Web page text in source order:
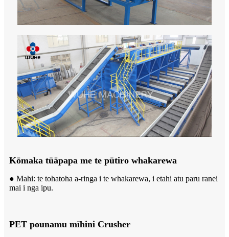
Kōmaka tūāpapa me te pūtiro whakarewa
● Mahi: te tohatoha a-ringa i te whakarewa, i etahi atu paru ranei
mai i nga ipu.
PET pounamu mīhini Crusher